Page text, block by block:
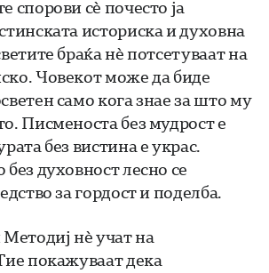
спорови сè почесто ја
историска и духовна
браќа нè потсетуваат на
Човекот може да биде
само кога знае за што му
Писменоста без мудрост е
без вистина е украс.
духовност лесно се
за гордост и поделба.
нè учат на
покажуваат дека